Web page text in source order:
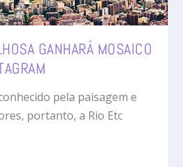
GANHARÁ MOSAICO
pela paisagem e
portanto, a Rio Etc